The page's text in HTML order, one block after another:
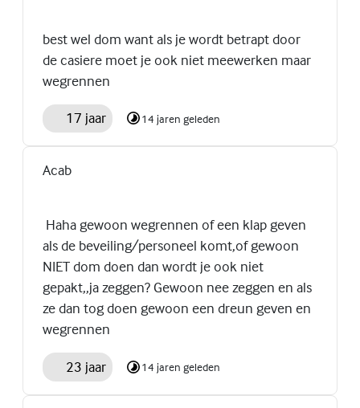
best wel dom want als je wordt betrapt door
de casiere moet je ook niet meewerken maar
wegrennen
17 jaar 14 jaren geleden
Acab
Haha gewoon wegrennen of een klap geven
als de beveiling/personeel komt,of gewoon
NIET dom doen dan wordt je ook niet
gepakt,,ja zeggen? Gewoon nee zeggen en als
ze dan tog doen gewoon een dreun geven en
wegrennen
23 jaar 14 jaren geleden